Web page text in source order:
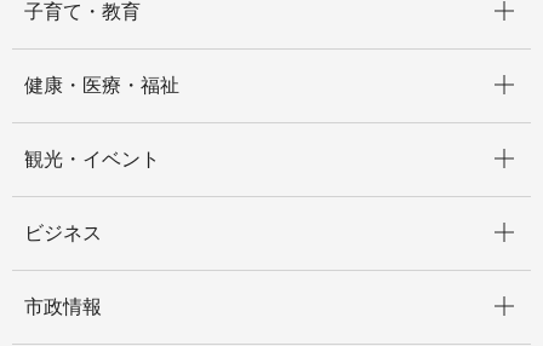
子育て・教育
健康・医療・福祉
観光・イベント
ビジネス
市政情報